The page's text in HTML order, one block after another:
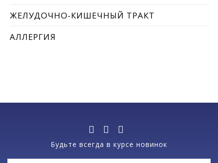
ЖЕЛУДОЧНО-КИШЕЧНЫЙ ТРАКТ
АЛЛЕРГИЯ
Будьте всегда в курсе новинок